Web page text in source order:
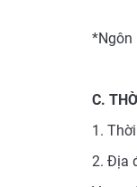
*Ngôn
C.
1.
2. Địa